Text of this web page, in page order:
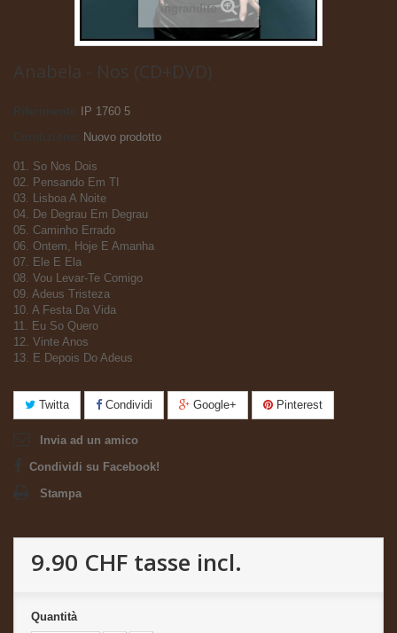
ingrandito
Anabela - Nos (CD+DVD)
Riferimento
IP 1760 5
Nuovo prodotto
01. So Nos Dois
02. Pensando Em TI
03. Lisboa A Noite
04. De Degrau Em Degrau
05. Caminho Errado
06. Ontem, Hoje E Amanha
07. Ele E Ela
08. Vou Levar-Te Comigo
09. Adeus Tristeza
10. A Festa Da Vida
11. Eu So Quero
12. Vinte Anos
13. E Depois Do Adeus
Twitta Condividi Google+ Pinterest
Invia ad un amico
Condividi su Facebook!
Stampa
9.90 CHF tasse incl.
Quantità